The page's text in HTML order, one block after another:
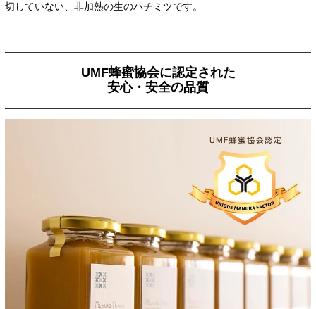
切していない、非加熱の生のハチミツです。
UMF蜂蜜協会に認定された
安心・安全の品質